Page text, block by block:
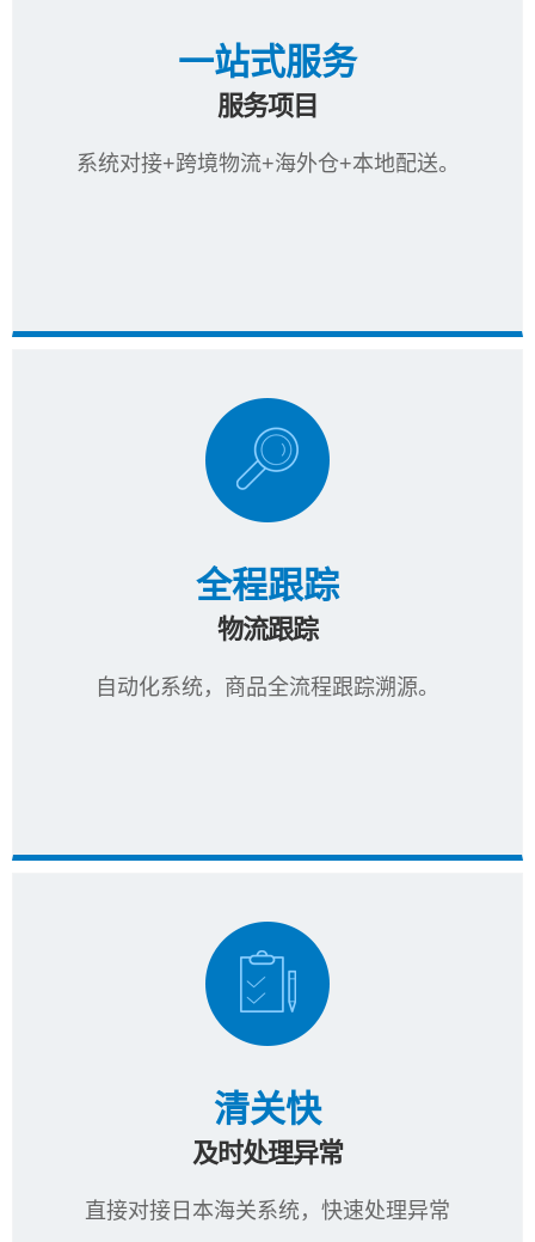
一站式服务
服务项目
系统对接+跨境物流+海外仓+本地配送。
全程跟踪
物流跟踪
自动化系统，商品全流程跟踪溯源。
清关快
及时处理异常
直接对接日本海关系统，快速处理异常